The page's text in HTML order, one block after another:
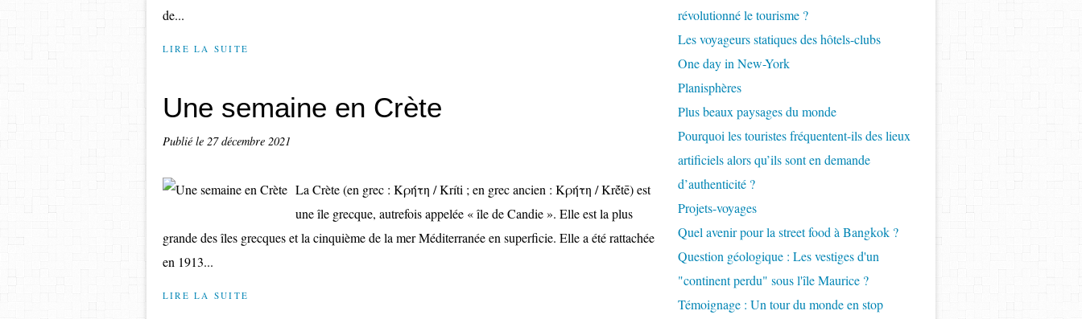
de...
LIRE LA SUITE
Une semaine en Crète
Publié le 27 décembre 2021
La Crète (en grec : Κρήτη / Kríti ; en grec ancien : Κρήτη / Krḗtē) est
une île grecque, autrefois appelée « île de Candie ». Elle est la plus
grande des îles grecques et la cinquième de la mer Méditerranée en superficie. Elle a été rattachée
en 1913...
LIRE LA SUITE
révolutionné le tourisme ?
Les voyageurs statiques des hôtels-clubs
One day in New-York
Planisphères
Plus beaux paysages du monde
Pourquoi les touristes fréquentent-ils des lieux
artificiels alors qu’ils sont en demande
d’authenticité ?
Projets-voyages
Quel avenir pour la street food à Bangkok ?
Question géologique : Les vestiges d'un
"continent perdu" sous l'île Maurice ?
Témoignage : Un tour du monde en stop